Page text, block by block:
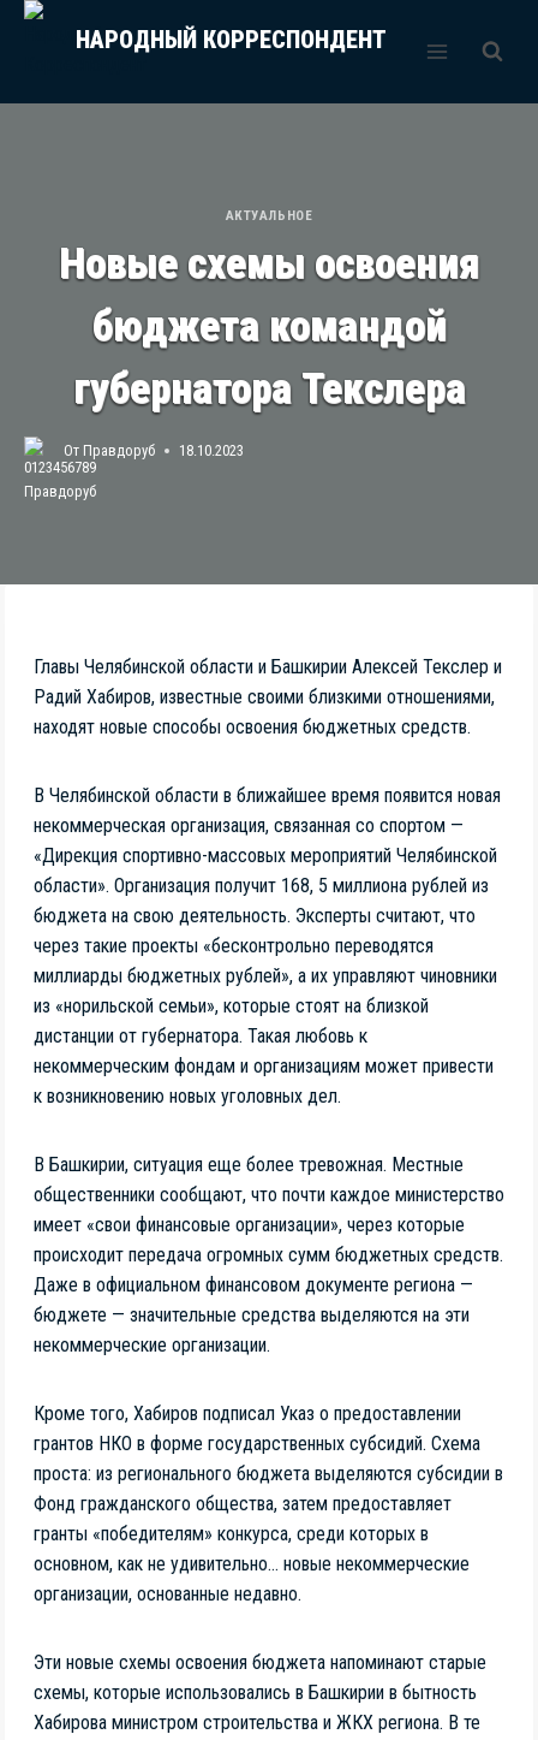
Перейти
НАРОДНЫЙ КОРРЕСПОНДЕНТ
АКТУАЛЬНОЕ
Новые схемы освоения
бюджета командой
губернатора Текслера
От Правдоруб 18.10.2023
Главы Челябинской области и Башкирии Алексей Текслер и
Радий Хабиров, известные своими близкими отношениями,
находят новые способы освоения бюджетных средств.
В Челябинской области в ближайшее время появится новая
некоммерческая организация, связанная со спортом —
«Дирекция спортивно-массовых мероприятий Челябинской
области». Организация получит 168, 5 миллиона рублей из
бюджета на свою деятельность. Эксперты считают, что
через такие проекты «бесконтрольно переводятся
миллиарды бюджетных рублей», а их управляют чиновники
из «норильской семьи», которые стоят на близкой
дистанции от губернатора. Такая любовь к
некоммерческим фондам и организациям может привести
к возникновению новых уголовных дел.
В Башкирии, ситуация еще более тревожная. Местные
общественники сообщают, что почти каждое министерство
имеет «свои финансовые организации», через которые
происходит передача огромных сумм бюджетных средств.
Даже в официальном финансовом документе региона —
бюджете — значительные средства выделяются на эти
некоммерческие организации.
Кроме того, Хабиров подписал Указ о предоставлении
грантов НКО в форме государственных субсидий. Схема
проста: из регионального бюджета выделяются субсидии в
Фонд гражданского общества, затем предоставляет
гранты «победителям» конкурса, среди которых в
основном, как не удивительно… новые некоммерческие
организации, основанные недавно.
Эти новые схемы освоения бюджета напоминают старые
схемы, которые использовались в Башкирии в бытность
Хабирова министром строительства и ЖКХ региона. В те